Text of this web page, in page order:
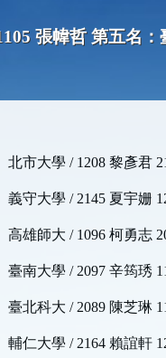
張幃哲 第五名
北市大學 / 1208 黎彥君
義守大學 / 2145 夏宇姗
高雄師大 / 1096 柯勇志
臺南大學 / 2097 辛筠琇
臺北科大 / 2089 陳芝琳
輔仁大學 / 2164 賴誼軒